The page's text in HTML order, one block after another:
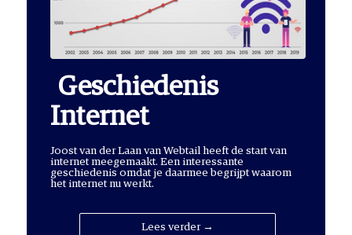
Geschiedenis
Internet
Joost van der Laan van Webtail heeft de start van
internet meegemaakt. Een interessante
geschiedenis omdat je daarmee begrijpt waarom
het internet nu werkt.
Lees verder →